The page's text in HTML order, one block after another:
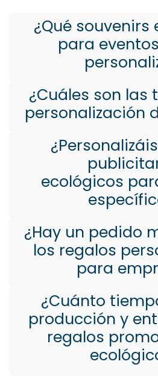
¿Qué souvenirs
para
¿Cuáles son las
personalización
ecológicos
¿Hay un pedido
los regalos
para
¿Cuánto
producción y
regalos